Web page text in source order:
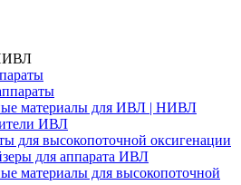
материалы для ИВЛ | НИВЛ
ИВЛ
для высокопоточной оксигенации
для аппарата ИВЛ
материалы для высокопоточной